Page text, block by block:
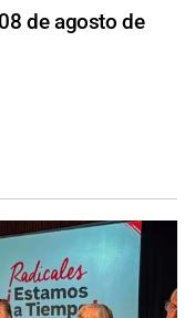
de agosto de